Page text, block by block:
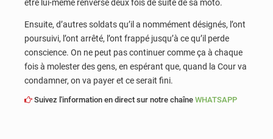
être lui-même renversé deux fois de suite de sa moto.
Ensuite, d’autres soldats qu’il a nommément désignés, l’ont
poursuivi, l’ont arrêté, l’ont frappé jusqu’à ce qu’il perde
conscience. On ne peut pas continuer comme ça à chaque
fois à molester des gens, en espérant que, quand la Cour va
condamner, on va payer et ce serait fini.
Suivez l'information en direct sur notre chaîne WHATSAPP